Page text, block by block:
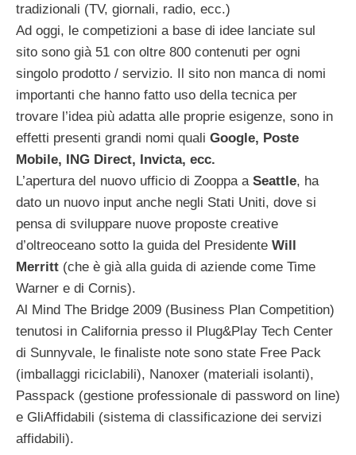
tradizionali (TV, giornali, radio, ecc.)
Ad oggi, le competizioni a base di idee lanciate sul
sito sono già 51 con oltre 800 contenuti per ogni
singolo prodotto / servizio. Il sito non manca di nomi
importanti che hanno fatto uso della tecnica per
trovare l’idea più adatta alle proprie esigenze, sono in
effetti presenti grandi nomi quali Google, Poste
Mobile, ING Direct, Invicta, ecc.
L’apertura del nuovo ufficio di Zooppa a Seattle, ha
dato un nuovo input anche negli Stati Uniti, dove si
pensa di sviluppare nuove proposte creative
d’oltreoceano sotto la guida del Presidente Will
Merritt (che è già alla guida di aziende come Time
Warner e di Cornis).
Al Mind The Bridge 2009 (Business Plan Competition)
tenutosi in California presso il Plug&Play Tech Center
di Sunnyvale, le finaliste note sono state Free Pack
(imballaggi riciclabili), Nanoxer (materiali isolanti),
Passpack (gestione professionale di password on line)
e GliAffidabili (sistema di classificazione dei servizi
affidabili).